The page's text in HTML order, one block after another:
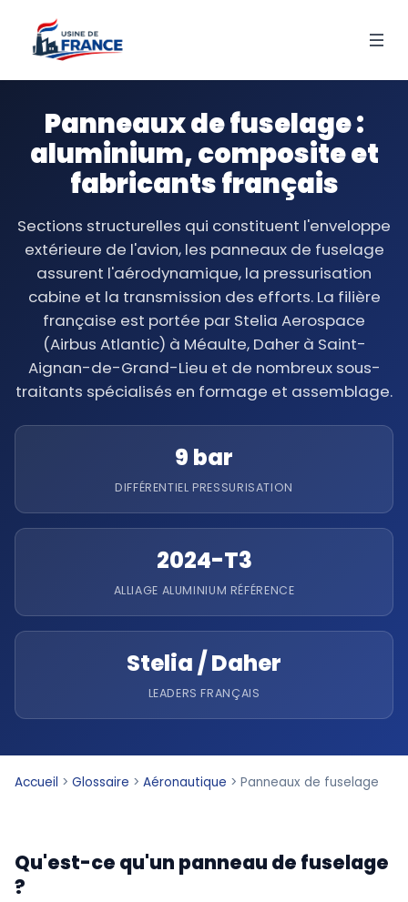
Panneaux de fuselage :
aluminium, composite et
fabricants français
Sections structurelles qui constituent l'enveloppe
extérieure de l'avion, les panneaux de fuselage
assurent l'aérodynamique, la pressurisation
cabine et la transmission des efforts. La filière
française est portée par Stelia Aerospace
(Airbus Atlantic) à Méaulte, Daher à Saint-
Aignan-de-Grand-Lieu et de nombreux sous-
traitants spécialisés en formage et assemblage.
9 bar
DIFFÉRENTIEL PRESSURISATION
2024-T3
ALLIAGE ALUMINIUM RÉFÉRENCE
Stelia / Daher
LEADERS FRANÇAIS
Accueil > Glossaire > Aéronautique > Panneaux de fuselage
Qu'est-ce qu'un panneau de fuselage
?